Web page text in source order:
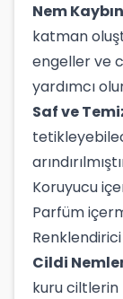
Nem
katman
engeller ve
yardımcı
Saf ve
Koruyucu
Parfüm
Cildi
kuru ciltlerin